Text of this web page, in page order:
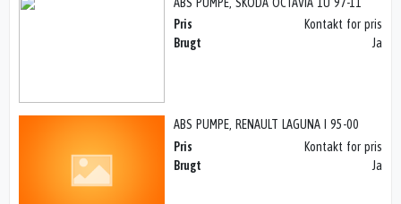
Pris
Kontakt for pris
Brugt
Ja
ABS PUMPE, RENAULT LAGUNA I 95-00
Pris
Kontakt for pris
Brugt
Ja